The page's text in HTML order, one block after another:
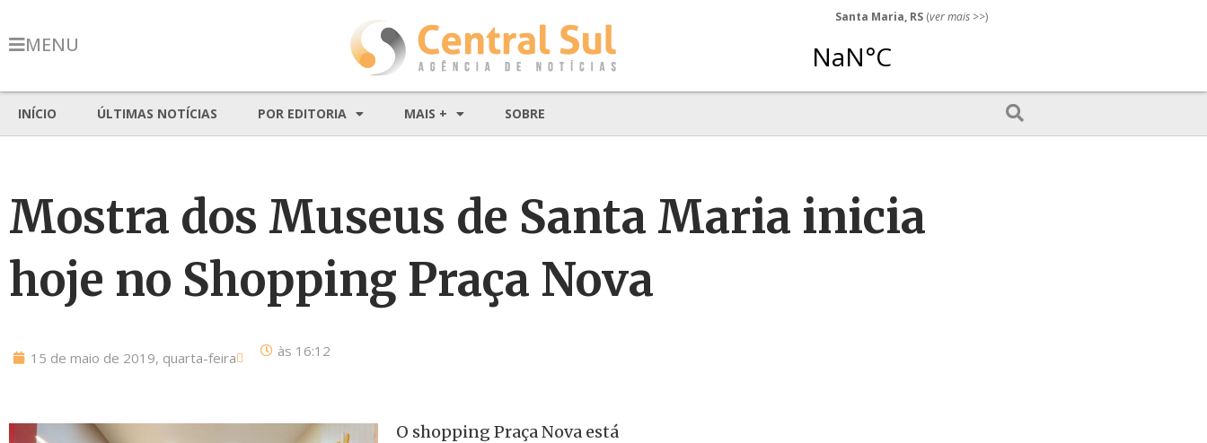
MENU
Santa Maria, RS (ver mais >>)
INÍCIO ÚLTIMAS NOTÍCIAS POR EDITORIA MAIS + SOBRE
Mostra dos Museus de Santa Maria inicia
hoje no Shopping Praça Nova
15 de maio de 2019, quarta-feira às 16:12
O shopping Praça Nova está